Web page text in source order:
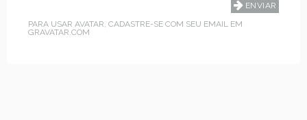
PARA USAR AVATAR, CADASTRE-SE COM SEU EMAIL EM
GRAVATAR.COM